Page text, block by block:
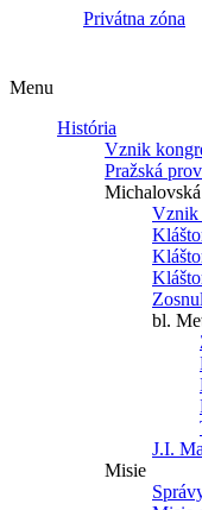
Privátna zóna
Menu
História
Vznik
Pražská
Vznik
bl.
J.I.
Misie